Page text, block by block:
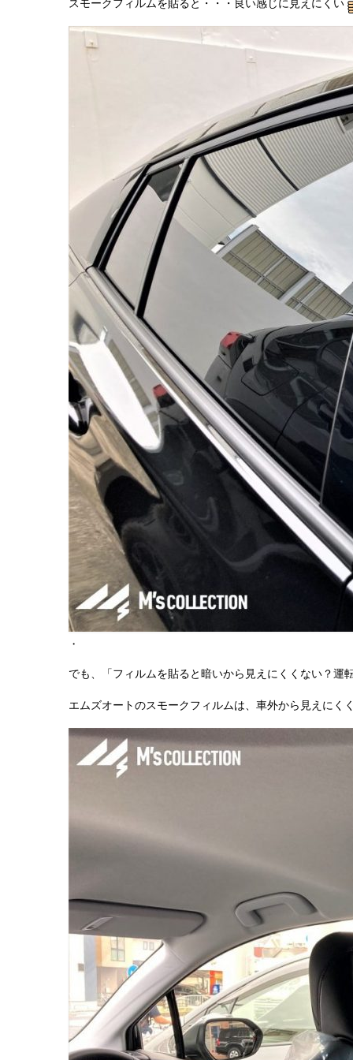
スモークフィルムを貼ると・・・良い感じに見えにくい
・
でも、「フィルムを貼ると暗いから見えにくくない？運
エムズオートのスモークフィルムは、車外から見えにく